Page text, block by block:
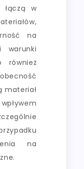
łączą w
na
warunki
również
materiał
na